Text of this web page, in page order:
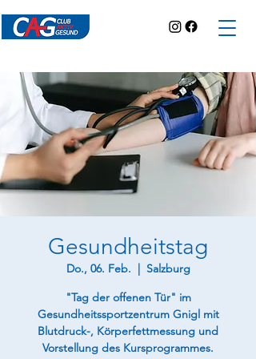
Gesundheitstag
Do., 06. Feb.
  |
Salzburg
"Tag der offenen Tür" im
Gesundheitssportzentrum Gnigl mit
Blutdruck-, Körperfettmessung und
Vorstellung des Kursprogrammes.